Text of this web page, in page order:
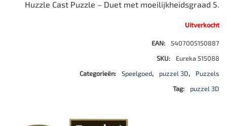
Huzzle Cast Puzzle – Duet met moeilijkheidsgraad 5.
Uitverkocht
EAN:
5407005150887
SKU:
Eureka 515088
Categorieën:
Speelgoed, puzzel 3D,
Puzzels
Tag:
puzzel 3D